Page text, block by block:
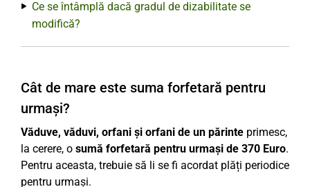
Ce se întâmplă dacă gradul de dizabilitate se
modifică?
Cât de mare este suma forfetară pentru
urmași?
Văduve, văduvi, orfani și orfani de un părinte primesc,
la cerere, o sumă forfetară pentru urmași de 370 Euro.
Pentru aceasta, trebuie să li se fi acordat plăți periodice
pentru urmași.